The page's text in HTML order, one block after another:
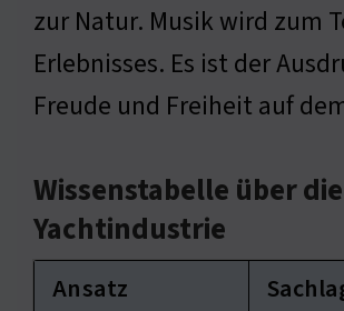
zur Natur. Musik wird zum
Erlebnisses. Es ist der
Freude und Freiheit auf
Wissenstabelle über die
Yachtindustrie
Ansatz